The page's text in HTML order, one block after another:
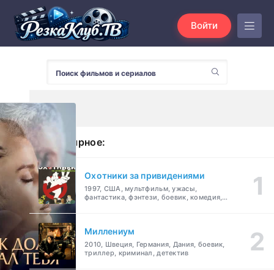
Войти
Популярное:
Охотники за привидениями
1997, США, мультфильм, ужасы,
фантастика, фэнтези, боевик, комедия,
Миллениум
2010, Швеция, Германия, Дания, боевик,
триллер, криминал, детектив